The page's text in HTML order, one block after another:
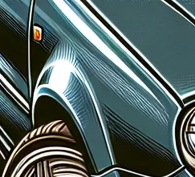
2
MK3
MK3
MK4
C Class W203
C Class W204
W203
W204
W211
Sprinter